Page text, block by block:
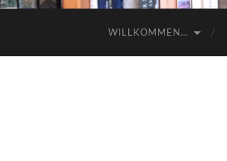
WILLKOMMEN…